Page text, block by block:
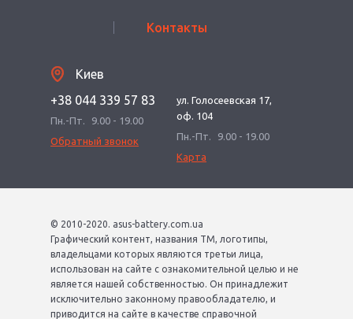
Контакты
Киев
+38 044 339 57 83
Пн.-Пт.
9.00 - 19.00
Обратный звонок
ул. Голосеевская 17,
оф. 104
Пн.-Пт.
9.00 - 19.00
Карта
© 2010-2020. asus-battery.com.ua
Графический контент, названия ТМ, логотипы,
владельцами которых являются третьи лица,
использован на сайте с ознакомительной целью и не
является нашей собственностью. Он принадлежит
исключительно законному правообладателю, и
приводится на сайте в качестве справочной